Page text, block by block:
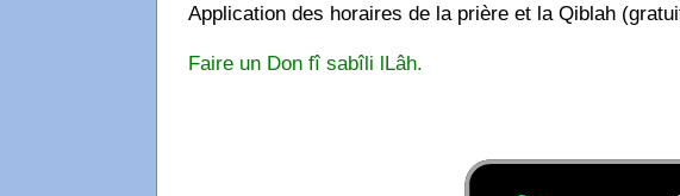
Application des horaires de la prière et la Qiblah
Faire un Don fî sabîli lLâh.